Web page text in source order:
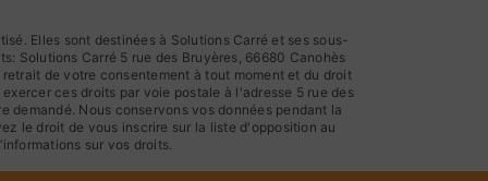
Elles sont destinées à Solutions Carré et ses sous-
Solutions Carré 5 rue des Bruyères, 66680 Canohès
retrait de votre consentement à tout moment et du droit
ces droits par voie postale à l'adresse 5 rue des
Nous conservons vos données pendant la
le droit de vous inscrire sur la liste d'opposition au
sur vos droits.